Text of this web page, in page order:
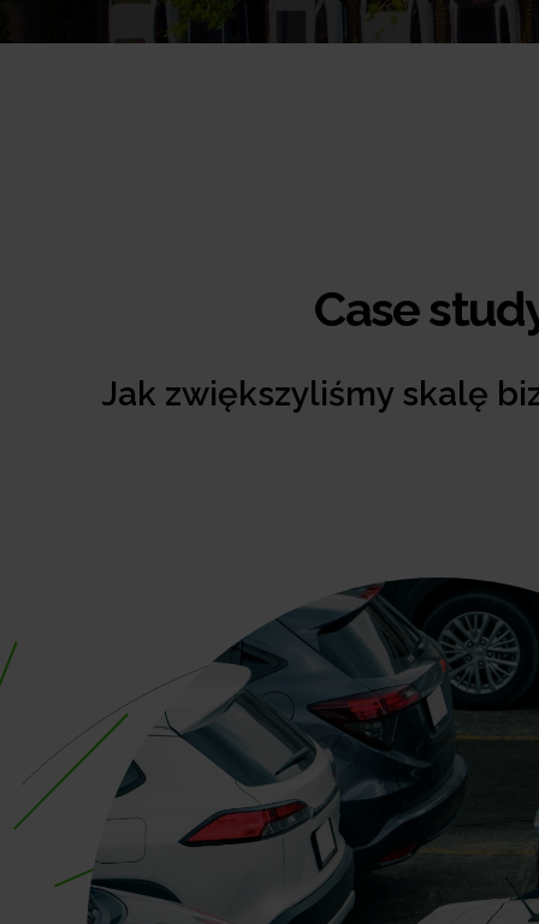
Case
Jak zwiększyliśmy skalę